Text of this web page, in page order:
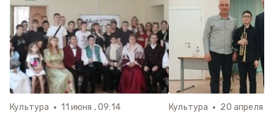
Культура 11 июня , 09:14 Культура 20 апреля ,